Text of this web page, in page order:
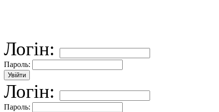
Логін:
Пароль:
Логін:
Пароль: